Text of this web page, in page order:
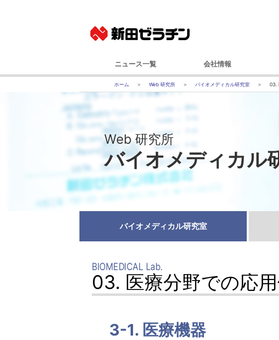
Web 研究所 バイオメディカル研究室 03.
03. 医療分野での応
3-1. 医療機器
ニュース一覧
ニュースリリース
IRニュース
会社情報
基本理念
会社概要
国内事業所（アクセス）
Web 研究所
バイオメディカル
バイオメディカル研究室
BIOMEDICAL Lab.